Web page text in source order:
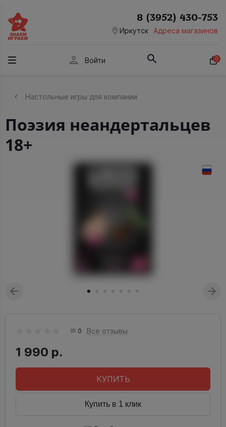
room Иркутск Адреса магазинов
8 (3952) 430-753
person Войти 0
Настольные игры для компании
Поэзия неандертальцев
18+
0 Все отзывы
1 990 р.
КУПИТЬ
Купить в 1 клик